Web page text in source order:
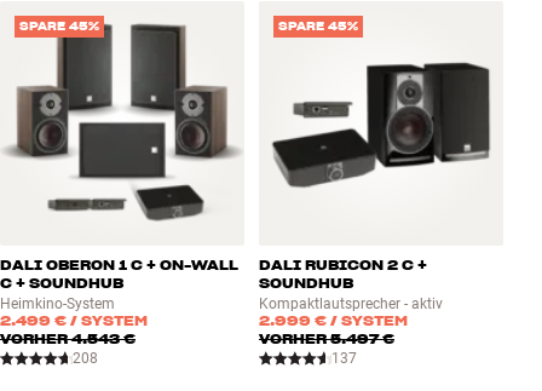
SPARE 45%
DALI OBERON 1 C + ON-WALL
C + SOUNDHUB
Heimkino-System
2.499 € / SYSTEM
VORHER4.543 €
208
SPARE 45%
DALI RUBICON 2 C +
SOUNDHUB
Kompaktlautsprecher - aktiv
2.999 € / SYSTEM
VORHER5.497 €
137